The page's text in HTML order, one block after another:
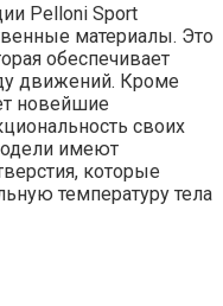
Pelloni Sport
материалы. Это
обеспечивает
движений. Кроме
новейшие
своих
имеют
которые
температуру тела